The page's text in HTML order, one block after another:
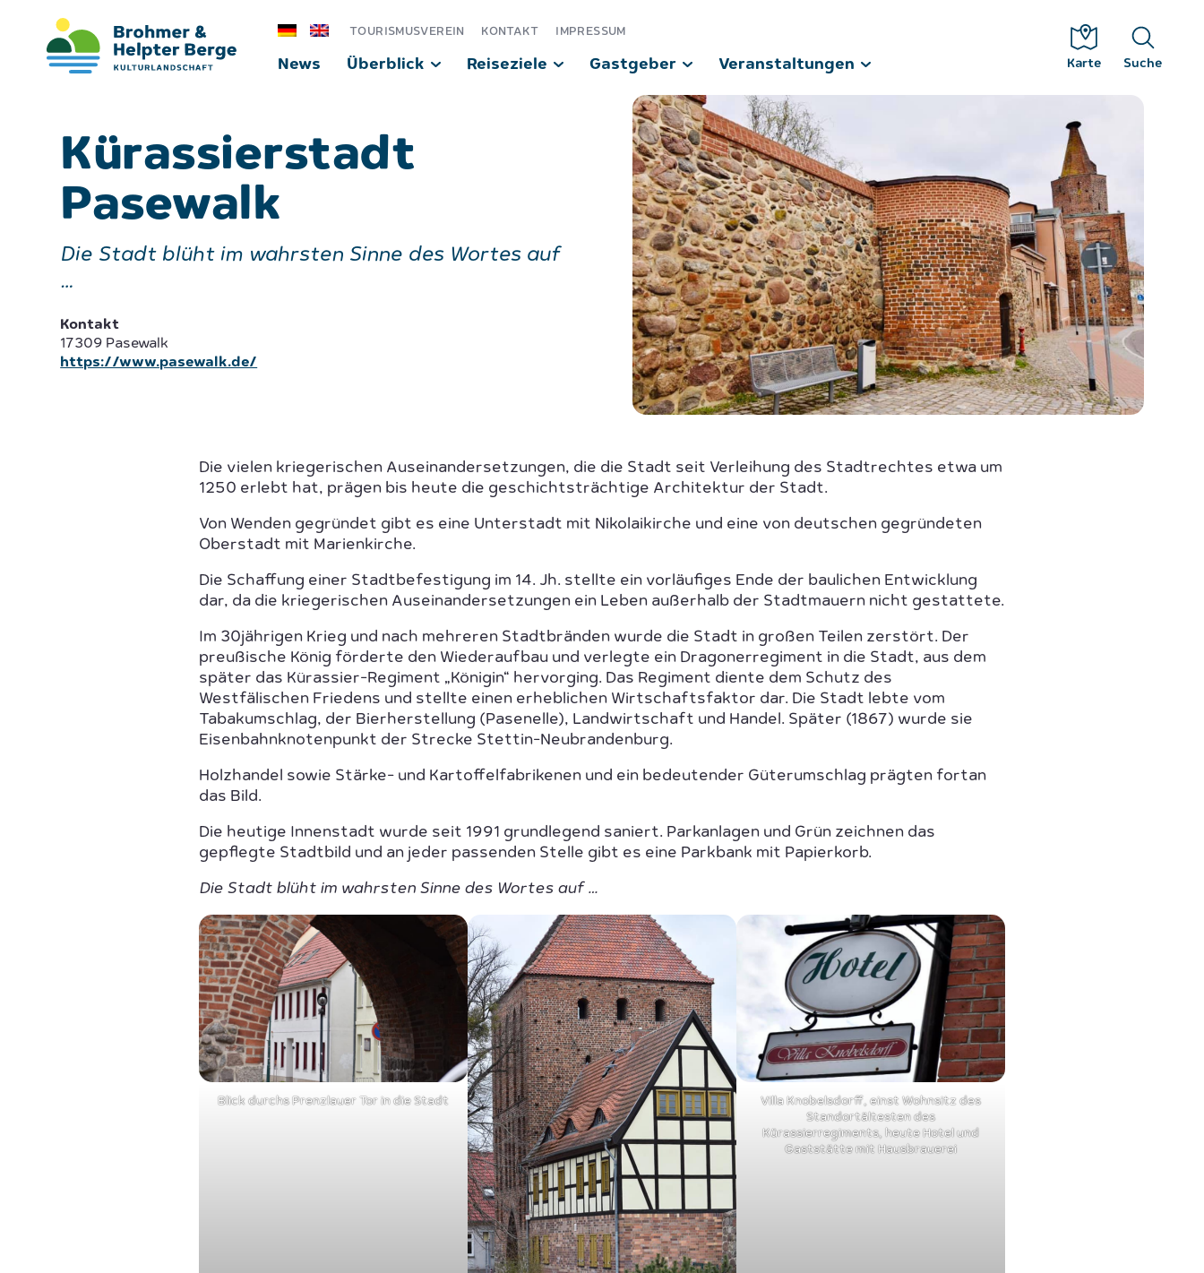
News Überblick Reiseziele Gastgeber Veranstaltungen
TOURISMUSVEREIN KONTAKT IMPRESSUM
Karte Suche
Kürassierstadt
Pasewalk
Die Stadt blüht im wahrsten Sinne des Wortes auf
…
Kontakt
17309 Pasewalk
https://www.pasewalk.de/
Die vielen kriegerischen Auseinandersetzungen, die die Stadt seit Verleihung des Stadtrechtes etwa um
1250 erlebt hat, prägen bis heute die geschichtsträchtige Architektur der Stadt.
Von Wenden gegründet gibt es eine Unterstadt mit Nikolaikirche und eine von deutschen gegründeten
Oberstadt mit Marienkirche.
Die Schaffung einer Stadtbefestigung im 14. Jh. stellte ein vorläufiges Ende der baulichen Entwicklung
dar, da die kriegerischen Auseinandersetzungen ein Leben außerhalb der Stadtmauern nicht gestattete.
Im 30jährigen Krieg und nach mehreren Stadtbränden wurde die Stadt in großen Teilen zerstört. Der
preußische König förderte den Wiederaufbau und verlegte ein Dragonerregiment in die Stadt, aus dem
später das Kürassier-Regiment „Königin“ hervorging. Das Regiment diente dem Schutz des
Westfälischen Friedens und stellte einen erheblichen Wirtschaftsfaktor dar. Die Stadt lebte vom
Tabakumschlag, der Bierherstellung (Pasenelle), Landwirtschaft und Handel. Später (1867) wurde sie
Eisenbahnknotenpunkt der Strecke Stettin-Neubrandenburg.
Holzhandel sowie Stärke- und Kartoffelfabrikenen und ein bedeutender Güterumschlag prägten fortan
das Bild.
Die heutige Innenstadt wurde seit 1991 grundlegend saniert. Parkanlagen und Grün zeichnen das
gepflegte Stadtbild und an jeder passenden Stelle gibt es eine Parkbank mit Papierkorb.
Die Stadt blüht im wahrsten Sinne des Wortes auf …
Blick durchs Prenzlauer Tor in die Stadt
Villa Knobelsdorff, einst Wohnsitz des
Standortältesten des
Kürassierregiments, heute Hotel und
Gaststätte mit Hausbrauerei